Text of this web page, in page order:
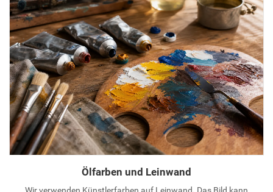
Ölfarben und Leinwand
Wir verwenden Künstlerfarben auf Leinwand. Das Bild kann